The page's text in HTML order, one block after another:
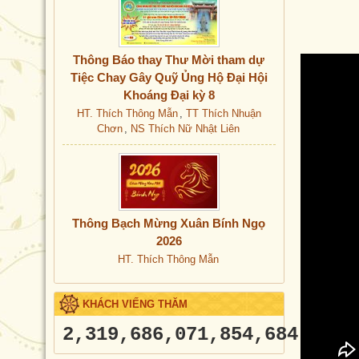
TT Thích Nguyên Tạng
TT Thích Nhuận Chơn
TT Thích Phổ Huân
TT Thích Phổ Hương
TT Thích Thiện Hiền
TT Thích Thông Pháp
TT Thích Viên Trí
TT. Thích Hạnh Tri
Thông Báo thay Thư Mời tham dự
Tiệc Chay Gây Quỹ Ủng Hộ Đại Hội
Khoáng Đại kỳ 8
HT. Thích Thông Mẫn , TT Thích Nhuận
Chơn , NS Thích Nữ Nhật Liên
Thông Bạch Mừng Xuân Bính Ngọ
2026
HT. Thích Thông Mẫn
KHÁCH VIẾNG THĂM
2,319,686,071,854,684,916